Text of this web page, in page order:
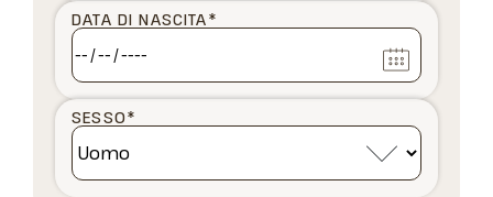
DATA DI NASCITA*
SESSO*